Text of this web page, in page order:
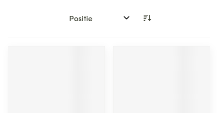
Sorteer op: